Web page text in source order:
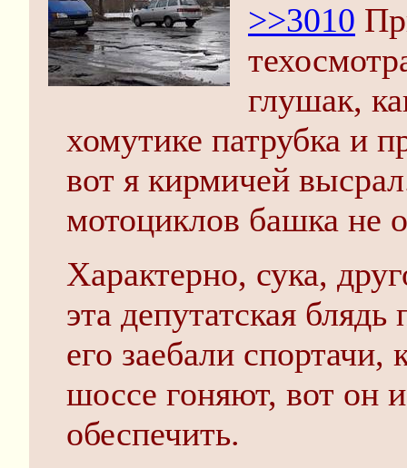
>>3010
глушак,
хомутике патрубка и
вот я кирмичей
мотоциклов башка не
Характерно, сука,
эта депутатская
его заебали
шоссе гоняют, вот он
обеспечить.